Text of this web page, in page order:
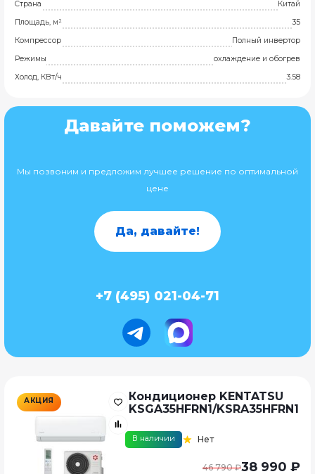
Страна
Китай
Площадь, м²
35
Компрессор
Полный инвертор
Режимы
охлаждение и обогрев
Холод, КВт/ч
3.58
Давайте поможем?
Мы позвоним и предложим лучшее решение по оптимальной
цене
Да, давайте!
+7 (495) 021-04-71
АКЦИЯ
Кондиционер KENTATSU
KSGA35HFRN1/KSRA35HFRN1
В наличии Нет
46 790 ₽38 990 ₽